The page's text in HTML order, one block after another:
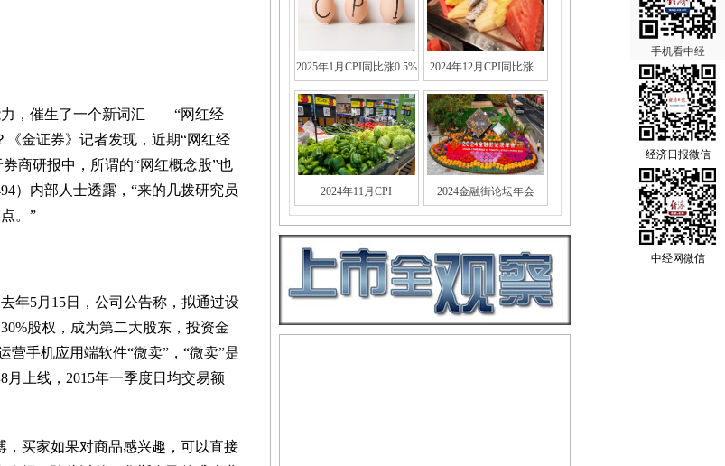
手机看中经
经济日报微信
中经网微信
，催生了一个新词汇——“网红经
金证券》记者发现，近期“网红经
商研报中，所谓的“网红概念股”也
）内部人士透露，“来的几拨研究员
。”
5月15日，公司公告称，拟通过设
股权，成为第二大股东，投资金
营手机应用端软件“微卖”，“微卖”是
月上线，2015年一季度日均交易额
买家如果对商品感兴趣，可以直接
2025年1月CPI同比涨0.5% 2024年12月CPI同比涨...
2024年11月CPI 2024金融街论坛年会